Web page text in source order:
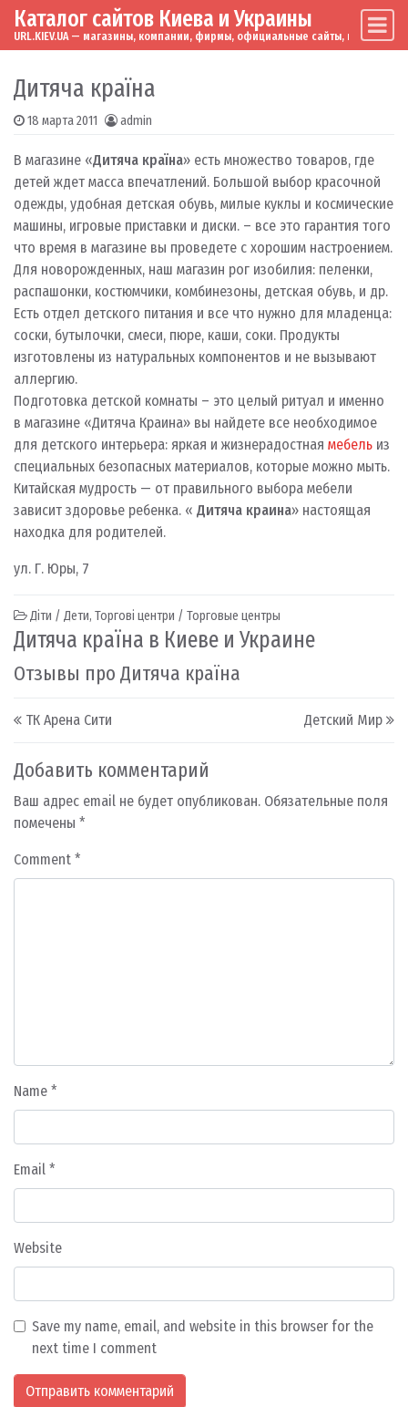
Skip to content
Main Navigation
Каталог сайтов Киева и Украины
URL.KIEV.UA — магазины, компании, фирмы, официальные сайты, мировые
Дитяча країна
18 марта 2011 admin
В магазине «Дитяча країна» есть множество товаров, где
детей ждет масса впечатлений. Большой выбор красочной
одежды, удобная детская обувь, милые куклы и космические
машины, игровые приставки и диски. – все это гарантия того
что время в магазине вы проведете с хорошим настроением.
Для новорожденных, наш магазин рог изобилия: пеленки,
распашонки, костюмчики, комбинезоны, детская обувь, и др.
Есть отдел детского питания и все что нужно для младенца:
соски, бутылочки, смеси, пюре, каши, соки. Продукты
изготовлены из натуральных компонентов и не вызывают
аллергию.
Подготовка детской комнаты – это целый ритуал и именно
в магазине «Дитяча Краина» вы найдете все необходимое
для детского интерьера: яркая и жизнерадостная мебель из
специальных безопасных материалов, которые можно мыть.
Китайская мудрость — от правильного выбора мебели
зависит здоровье ребенка. « Дитяча краина» настоящая
находка для родителей.
ул. Г. Юры, 7
Діти / Дети, Торгові центри / Торговые центры
Дитяча країна в Киеве и Украине
Отзывы про Дитяча країна
Post navigation
ТК Арена Сити Детский Мир
Добавить комментарий
Ваш адрес email не будет опубликован. Обязательные поля
помечены *
Comment *
Name *
Email *
Website
Save my name, email, and website in this browser for the
next time I comment